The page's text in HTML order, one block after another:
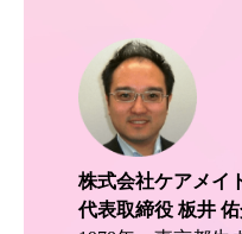
株式会社ケアメイ
代表取締役 板井